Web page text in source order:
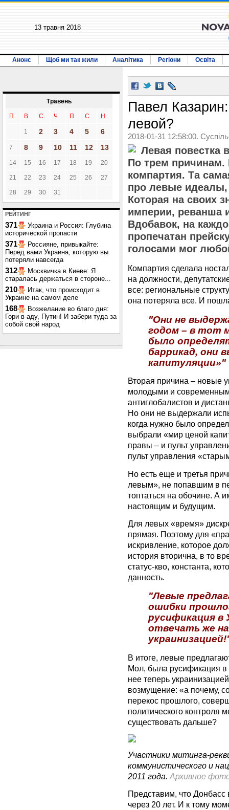
13 травня 2018
Анонс Щоб ми так жили Аналітика Регіони Освіта
Травень
П В С Ч П С Н
1 2 3 4 5 6
7 8 9 10 11 12 13
14 15 16 17 18 19 20
21 22 23 24 25 26 27
28 29 30 31
РЕЙТИНГ
371
Украина и Россия: Глубина
исторической пропасти
371
Россияне, привыкайте:
Перед вами Украина, которую вы
потеряли навсегда
312
Москвичка в Киеве: Я
старалась держаться в стороне...
210
Итак, что происходит в
Украине на самом деле
168
Возжелание во благо дня:
Гори в аду, Путин! И забери туда за
собой свой народ
Павел
левой?
2018-01-31 12:58:00.
Левая повестка
По трем причинам.
компартия. Та
про левые
Которая на своих
империи, реванша
Вдобавок, на
пропечатан
голосами мог
Компартия сделала
на должности,
все: региональные
она потеряла все. И
"Они не
годом – в тот
было
баррикад, они
капитуляции»"
Вторая причина – новые
молодыми и
антиглобалистов и
Но они не выдержали
когда нужно было
выбрали «мир ценой
правы – и пульт
пульт управления
Но есть еще и третья
левым», не попавшим в
топтаться на обочине. А
настоящим и будущим.
Для левых «время»
прямая. Поэтому для
искривление, которое
история вторична, в то
статус-кво, константа,
данность.
"Левые
ошибки
русификация в
отвечать же
В итоге, левые
Мол, была русификация в
нее теперь
возмущение: «а почему,
перекос прошлого,
политического контроля
существовать дальше?
Участники митинга-
коммунистического и
2011 года. Архивное
Представим, что Донбасс
через 20 лет. И к тому